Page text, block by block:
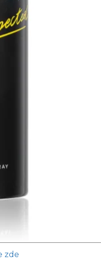
zde